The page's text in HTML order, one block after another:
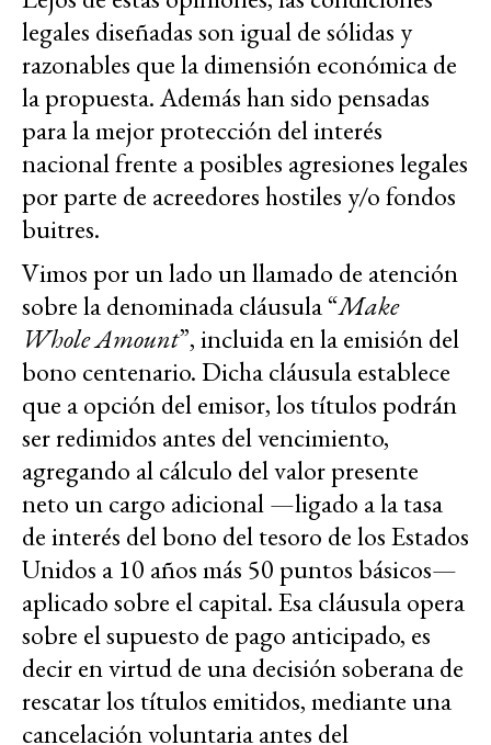
legales diseñadas son igual de sólidas y
razonables que la dimensión económica de
la propuesta. Además han sido pensadas
para la mejor protección del interés
nacional frente a posibles agresiones legales
por parte de acreedores hostiles y/o fondos
buitres.
Vimos por un lado un llamado de atención
sobre la denominada cláusula “Make
Whole Amount”, incluida en la emisión del
bono centenario. Dicha cláusula establece
que a opción del emisor, los títulos podrán
ser redimidos antes del vencimiento,
agregando al cálculo del valor presente
neto un cargo adicional —ligado a la tasa
de interés del bono del tesoro de los Estados
Unidos a 10 años más 50 puntos básicos—
aplicado sobre el capital. Esa cláusula opera
sobre el supuesto de pago anticipado, es
decir en virtud de una decisión soberana de
rescatar los títulos emitidos, mediante una
cancelación voluntaria antes del